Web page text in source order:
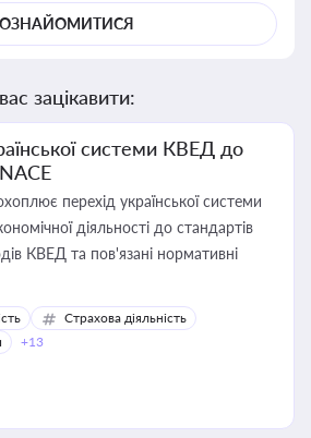
ОЗНАЙОМИТИСЯ
зацікавити:
системи КВЕД до
перехід української системи
діяльності до стандартів
КВЕД та пов'язані нормативні
Страхова діяльність
+13